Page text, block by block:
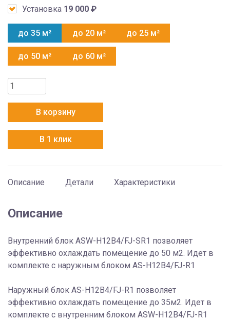
Установка 19 000 ₽
до 35 м² до 20 м² до 25 м²
до 50 м² до 60 м²
Количество
товара
ASW-
H12B4/FJ-
H12B4/FJ-
В корзину
В 1 клик
Описание Детали Характеристики
Описание
Внутренний блок ASW-H12B4/FJ-SR1 позволяет
эффективно охлаждать помещение до 50 м2. Идет в
комплекте с наружным блоком AS-H12B4/FJ-R1
Наружный блок AS-H12B4/FJ-R1 позволяет
эффективно охлаждать помещение до 35м2. Идет в
комплекте с внутренним блоком ASW-H12B4/FJ-R1